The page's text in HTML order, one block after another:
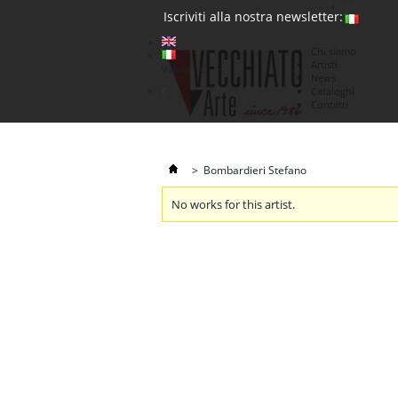
Iscriviti alla nostra newsletter:
> Bombardieri Stefano
No works for this artist.